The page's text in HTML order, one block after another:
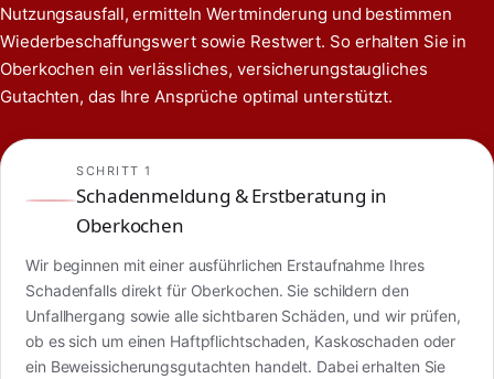
Nutzungsausfall, ermitteln Wertminderung und bestimmen
Wiederbeschaffungswert sowie Restwert. So erhalten Sie in
Oberkochen ein verlässliches, versicherungstaugliches
Gutachten, das Ihre Ansprüche optimal unterstützt.
SCHRITT 1
Schadenmeldung & Erstberatung in
Oberkochen
Wir beginnen mit einer ausführlichen Erstaufnahme Ihres
Schadenfalls direkt für Oberkochen. Sie schildern den
Unfallhergang sowie alle sichtbaren Schäden, und wir prüfen,
ob es sich um einen Haftpflichtschaden, Kaskoschaden oder
ein Beweissicherungsgutachten handelt. Dabei erhalten Sie